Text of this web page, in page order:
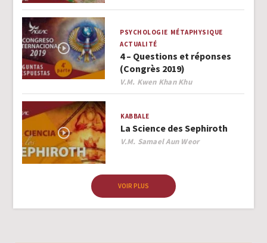
PSYCHOLOGIE MÉTAPHYSIQUE
ACTUALITÉ
4 – Questions et réponses
(Congrès 2019)
Author
V.M. Kwen Khan Khu
KABBALE
La Science des Sephiroth
Author
V.M. Samael Aun Weor
VOIR PLUS